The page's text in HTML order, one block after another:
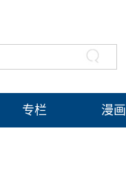
专栏 漫画